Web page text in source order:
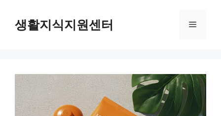
content생활지식지원센터 Menu